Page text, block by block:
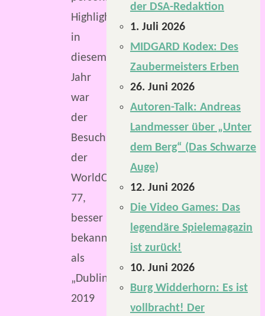
Highlight
in
diesem
Jahr
war
der
Besuch
der
WorldCon
77,
besser
bekannt
als
„Dublin
2019
der DSA-Redaktion
1. Juli 2026
MIDGARD Kodex: Des
Zaubermeisters Erben
26. Juni 2026
Autoren-Talk: Andreas
Landmesser über „Unter
dem Berg“ (Das Schwarze
Auge)
12. Juni 2026
Die Video Games: Das
legendäre Spielemagazin
ist zurück!
10. Juni 2026
Burg Widderhorn: Es ist
vollbracht! Der